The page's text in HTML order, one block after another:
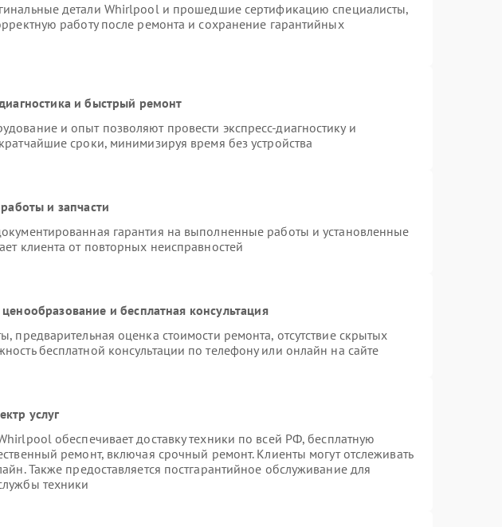
детали Whirlpool и прошедшие сертификацию специалисты,
работу после ремонта и сохранение гарантийных
и быстрый ремонт
и опыт позволяют провести экспресс-диагностику и
сроки, минимизируя время без устройства
и запчасти
гарантия на выполненные работы и установленные
клиента от повторных неисправностей
и бесплатная консультация
предварительная оценка стоимости ремонта, отсутствие скрытых
бесплатной консультации по телефону или онлайн на сайте
услуг
обеспечивает доставку техники по всей РФ, бесплатную
ремонт, включая срочный ремонт. Клиенты могут отслеживать
Также предоставляется постгарантийное обслуживание для
техники